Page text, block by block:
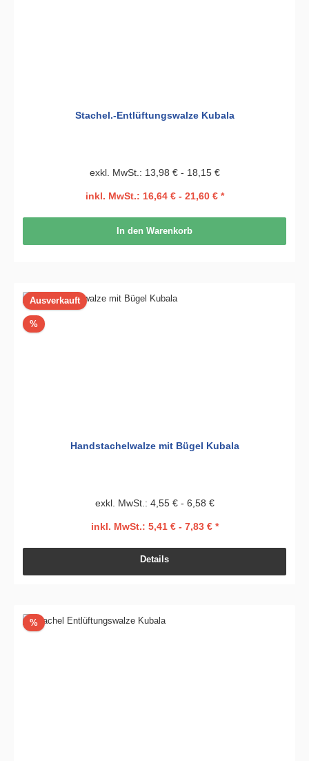
Stachel.-Entlüftungswalze Kubala
exkl. MwSt.: 13,98 € - 18,15 €
inkl. MwSt.: 16,64 € - 21,60 € *
In den Warenkorb
Ausverkauft
%Rabatt
Handstachelwalze mit Bügel Kubala
exkl. MwSt.: 4,55 € - 6,58 €
inkl. MwSt.: 5,41 € - 7,83 € *
Details
%Rabatt